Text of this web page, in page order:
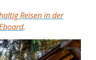
Reisen in der
.